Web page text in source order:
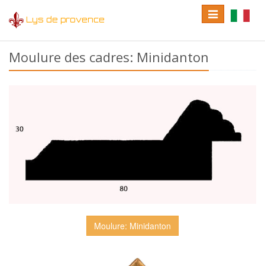
Lys de provence
language
Toggle
navigation
Moulure des cadres: Minidanton
Moulure: Minidanton